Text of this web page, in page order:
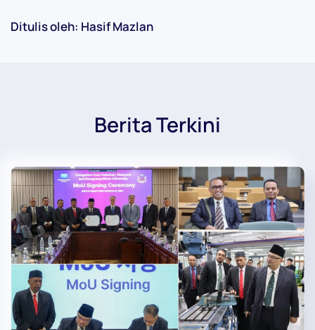
Ditulis oleh: Hasif Mazlan
Berita Terkini